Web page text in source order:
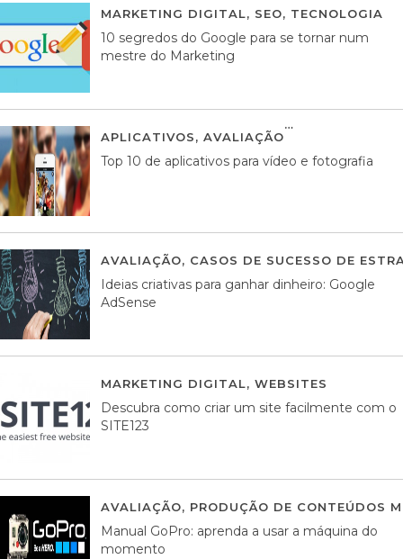
MARKETING DIGITAL, SEO, TECNOLOGIA
10 segredos do Google para se tornar num
mestre do Marketing
APLICATIVOS, AVALIAÇÃO
Top 10 de aplicativos para vídeo e fotografia
AVALIAÇÃO, CASOS DE SUCESSO DE
Ideias criativas para ganhar dinheiro: Google
AdSense
MARKETING DIGITAL, WEBSITES
Descubra como criar um site facilmente com o
SITE123
AVALIAÇÃO, PRODUÇÃO DE CONTEÚDOS
Manual GoPro: aprenda a usar a máquina do
momento